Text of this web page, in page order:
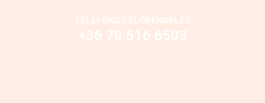
TELEFONOS ELŐRENDELÉS
+36 70 516 6503